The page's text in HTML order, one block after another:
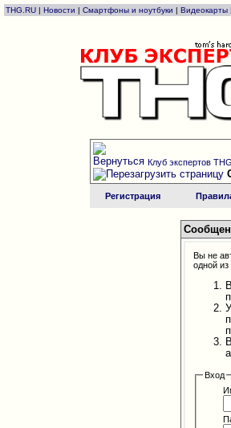
THG.RU | Новости | Смартфоны и ноутбуки | Видеокарты |
Клуб экспертов
Регистрация
Вы не
одной из
Вход